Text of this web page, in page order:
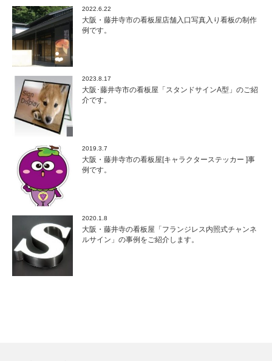
2022.6.22
大阪・藤井寺市の看板屋店舗入口写真入り看板の制作
例です。
2023.8.17
大阪･藤井寺市の看板屋「スタンドサインA型」のご紹
介です。
2019.3.7
大阪・藤井寺市の看板屋[キャラクターステッカー ]事
例です。
2020.1.8
大阪・藤井寺の看板屋「フランジレス内照式チャンネ
ルサイン」の事例をご紹介します。